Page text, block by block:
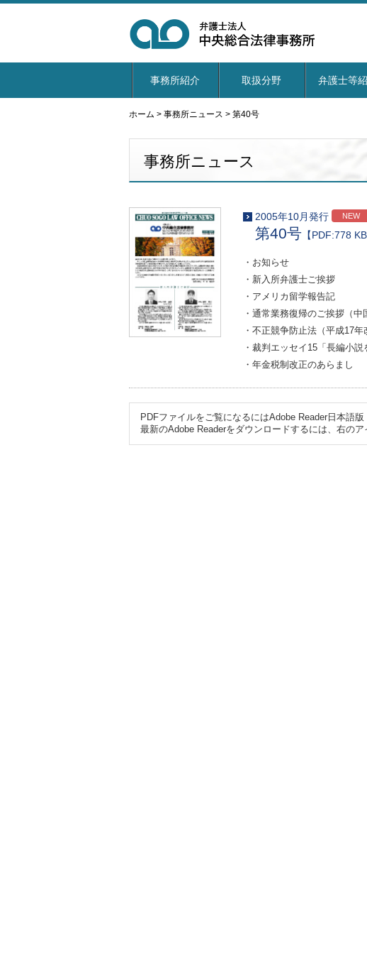
事務所紹介 取扱分野 弁護士等
ホーム > 事務所ニュース > 第40号
事務所ニュース
2005年10月発行 NEW
第40号【PDF:778 KB
・お知らせ
・新入所弁護士ご挨拶
・アメリカ留学報告記
・通常業務復帰のご挨拶（中
・不正競争防止法（平成17
・裁判エッセイ15「長編小説
・年金税制改正のあらまし
PDFファイルをご覧になるにはAdobe Reader日本語版
最新のAdobe Readerをダウンロードするには、右のア